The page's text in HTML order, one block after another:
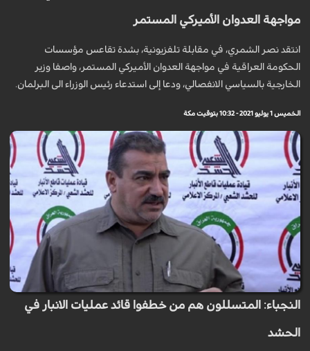
مواجهة العدوان الأميركي المستمر
انتقد نصر الشمري، في مقابلة تلفزيونية، بشدة تقاعس مؤسسات
الحكومة العراقية في مواجهة العدوان الأمیركي المستمر، واصفا وزير
الخارجية بالسياسي الانفصالي، ودعا إلى استدعاء رئيس الوزراء الى البرلمان.
الخميس 1 يوليو 2021 - 10:32 بتوقيت مكة
النجباء: المتسللون هم من خطفوا قائد عمليات الانبار في
الحشد